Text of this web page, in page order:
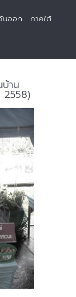
นออก ภาคใต้
าน
2558)